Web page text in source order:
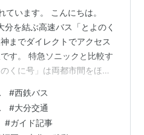
います。 こんにちは。
を結ぶ高速バス「とよのく
までダイレクトでアクセス
す。 特急ソニックと比較す
くに号」は両都市間をほぼ
は、「とよのくに号」の運
窓からの見どころスポット
記事はこのような読者にお
#西鉄バス
#大分交通
#ガイド記事